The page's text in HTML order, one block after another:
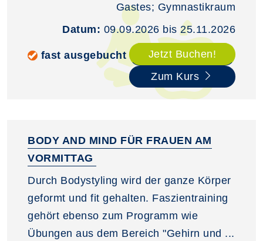
Gastes; Gymnastikraum
Datum: 09.09.2026 bis 25.11.2026
fast ausgebucht
Jetzt Buchen!
Zum Kurs
BODY AND MIND FÜR FRAUEN AM
VORMITTAG
Durch Bodystyling wird der ganze Körper
geformt und fit gehalten. Faszientraining
gehört ebenso zum Programm wie
Übungen aus dem Bereich "Gehirn und ...